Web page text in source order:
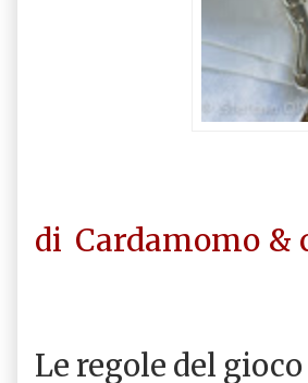
di Cardamomo &
Le regole del